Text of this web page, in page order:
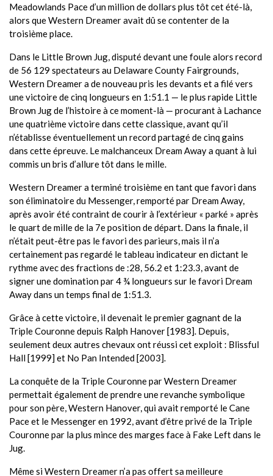
Meadowlands Pace d’un million de dollars plus tôt cet été-là,
alors que Western Dreamer avait dû se contenter de la
troisième place.
Dans le Little Brown Jug, disputé devant une foule alors record
de 56 129 spectateurs au Delaware County Fairgrounds,
Western Dreamer a de nouveau pris les devants et a filé vers
une victoire de cinq longueurs en 1:51.1 — le plus rapide Little
Brown Jug de l’histoire à ce moment-là — procurant à Lachance
une quatrième victoire dans cette classique, avant qu’il
n’établisse éventuellement un record partagé de cinq gains
dans cette épreuve. Le malchanceux Dream Away a quant à lui
commis un bris d’allure tôt dans le mille.
Western Dreamer a terminé troisième en tant que favori dans
son éliminatoire du Messenger, remporté par Dream Away,
après avoir été contraint de courir à l’extérieur « parké » après
le quart de mille de la 7e position de départ. Dans la finale, il
n’était peut-être pas le favori des parieurs, mais il n’a
certainement pas regardé le tableau indicateur en dictant le
rythme avec des fractions de :28, 56.2 et 1:23.3, avant de
signer une domination par 4 ¾ longueurs sur le favori Dream
Away dans un temps final de 1:51.3.
Grâce à cette victoire, il devenait le premier gagnant de la
Triple Couronne depuis Ralph Hanover [1983]. Depuis,
seulement deux autres chevaux ont réussi cet exploit : Blissful
Hall [1999] et No Pan Intended [2003].
La conquête de la Triple Couronne par Western Dreamer
permettait également de prendre une revanche symbolique
pour son père, Western Hanover, qui avait remporté le Cane
Pace et le Messenger en 1992, avant d’être privé de la Triple
Couronne par la plus mince des marges face à Fake Left dans le
Jug.
Même si Western Dreamer n’a pas offert sa meilleure